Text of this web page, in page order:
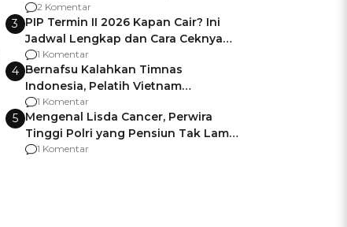
Pemalang
2 Komentar
3 PIP Termin II 2026 Kapan Cair? Ini
Jadwal Lengkap dan Cara Ceknya
agar Dana Tidak Hangus!
1 Komentar
4 Bernafsu Kalahkan Timnas
Indonesia, Pelatih Vietnam
Berencana Pakai Jimat di Pakansari
1 Komentar
5 Mengenal Lisda Cancer, Perwira
Tinggi Polri yang Pensiun Tak Lama
Usai Jadi Brigjen
1 Komentar